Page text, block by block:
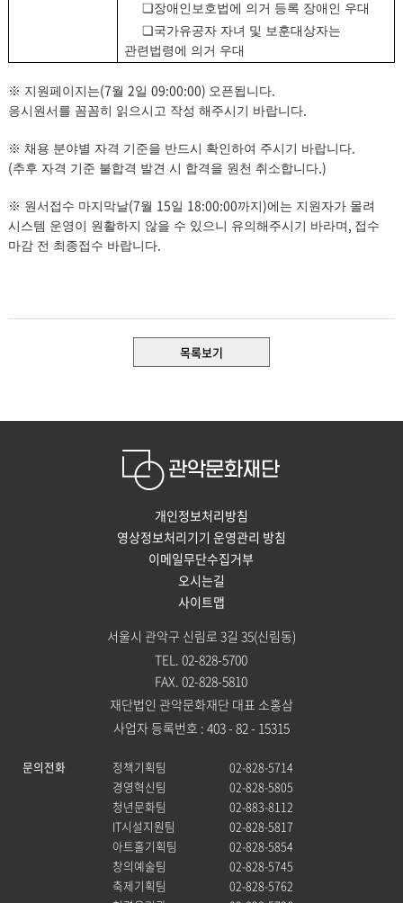
❏장애인보호법에 의거 등록 장애인 우대
❏국가유공자 자녀 및 보훈대상자는
관련법령에 의거 우대
※ 지원페이지는(7월 2일 09:00:00) 오픈됩니다.
응시원서를 꼼꼼히 읽으시고 작성 해주시기 바랍니다.
※ 채용 분야별 자격 기준을 반드시 확인하여 주시기 바랍니다.
(추후 자격 기준 불합격 발견 시 합격을 원천 취소합니다.)
※ 원서접수 마지막날(7월 15일 18:00:00까지 )에는 지원자가 몰려
시스템 운영이 원활하지 않을 수 있으니 유의해주시기 바라며 , 접수
마감 전 최종접수 바랍니다.
목록보기
개인정보처리방침
영상정보처리기기 운영관리 방침
이메일무단수집거부
오시는길
사이트맵
서울시 관악구 신림로 3길 35(신림동)
TEL. 02-828-5700
FAX. 02-828-5810
재단법인 관악문화재단 대표 소홍삼
사업자 등록번호 : 403 - 82 - 15315
문의전화 정책기획팀
02-828-5714
경영혁신팀
02-828-5805
청년문화팀
02-883-8112
IT시설지원팀
02-828-5817
아트홀기획팀
02-828-5854
창의예술팀
02-828-5745
축제기획팀
02-828-5762